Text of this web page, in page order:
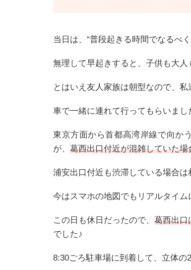
当日は、“普段起きる時間でなるべ
無理して早起きすると、子供も大人
とはいえ友人家族は朝型なので、
車で一緒に連れて行ってもらいまし
東京方面から首都高湾岸線で向か
が、 葛西出口付近が混雑していた
浦安出口付近も渋滞している場合は
今はスマホの地図でもリアルタイム
この日も休日だったので、葛西出口
でした♪
8:30ごろ駐車場に到着して、立体の